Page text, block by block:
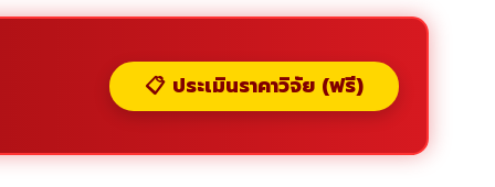
📋 ประเมินราคาวิจัย (ฟรี)